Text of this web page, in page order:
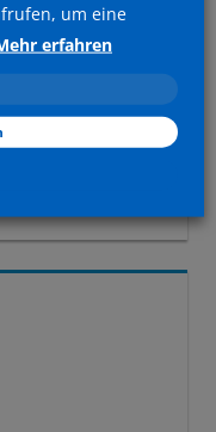
von 300,- Euro gilt
Für Beträge
eine
wir Sie, Ihre
um eine
erfahren